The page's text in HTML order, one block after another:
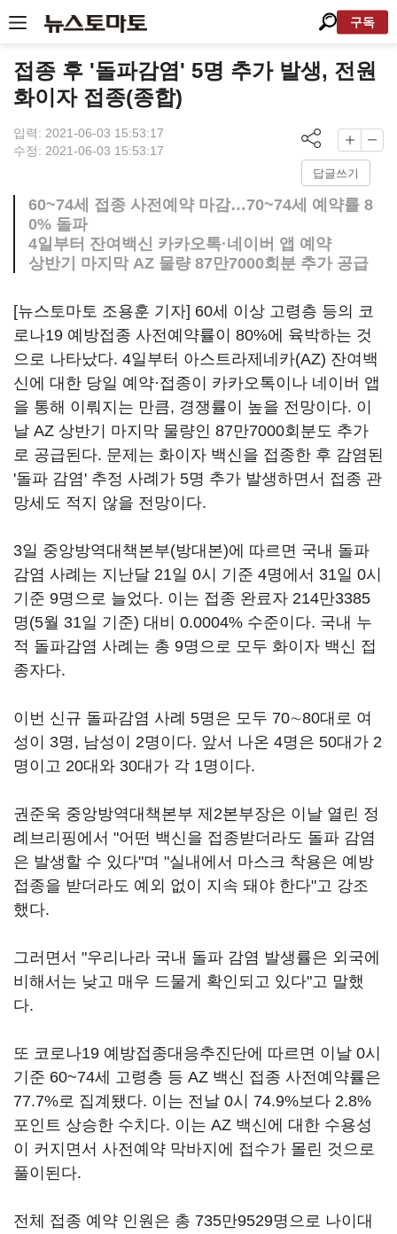
구독
접종 후 '돌파감염' 5명 추가 발생, 전원
화이자 접종(종합)
입력: 2021-06-03 15:53:17
수정: 2021-06-03 15:53:17
답글쓰기
60~74세 접종 사전예약 마감…70~74세 예약률 8
0% 돌파
4일부터 잔여백신 카카오톡·네이버 앱 예약
상반기 마지막 AZ 물량 87만7000회분 추가 공급
[뉴스토마토 조용훈 기자] 60세 이상 고령층 등의 코
로나19 예방접종 사전예약률이 80%에 육박하는 것
으로 나타났다. 4일부터 아스트라제네카(AZ) 잔여백
신에 대한 당일 예약·접종이 카카오톡이나 네이버 앱
을 통해 이뤄지는 만큼, 경쟁률이 높을 전망이다. 이
날 AZ 상반기 마지막 물량인 87만7000회분도 추가
로 공급된다. 문제는 화이자 백신을 접종한 후 감염된
'돌파 감염' 추정 사례가 5명 추가 발생하면서 접종 관
망세도 적지 않을 전망이다.
3일 중앙방역대책본부(방대본)에 따르면 국내 돌파
감염 사례는 지난달 21일 0시 기준 4명에서 31일 0시
기준 9명으로 늘었다. 이는 접종 완료자 214만3385
명(5월 31일 기준) 대비 0.0004% 수준이다. 국내 누
적 돌파감염 사례는 총 9명으로 모두 화이자 백신 접
종자다.
이번 신규 돌파감염 사례 5명은 모두 70∼80대로 여
성이 3명, 남성이 2명이다. 앞서 나온 4명은 50대가 2
명이고 20대와 30대가 각 1명이다.
권준욱 중앙방역대책본부 제2본부장은 이날 열린 정
례브리핑에서 "어떤 백신을 접종받더라도 돌파 감염
은 발생할 수 있다"며 "실내에서 마스크 착용은 예방
접종을 받더라도 예외 없이 지속 돼야 한다"고 강조
했다.
그러면서 "우리나라 국내 돌파 감염 발생률은 외국에
비해서는 낮고 매우 드물게 확인되고 있다"고 말했
다.
또 코로나19 예방접종대응추진단에 따르면 이날 0시
기준 60~74세 고령층 등 AZ 백신 접종 사전예약률은
77.7%로 집계됐다. 이는 전날 0시 74.9%보다 2.8%
포인트 상승한 수치다. 이는 AZ 백신에 대한 수용성
이 커지면서 사전예약 막바지에 접수가 몰린 것으로
풀이된다.
전체 접종 예약 인원은 총 735만9529명으로 나이대